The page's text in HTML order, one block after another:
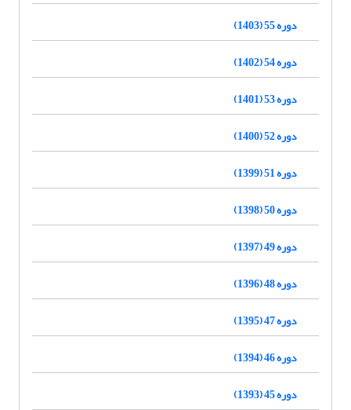
دوره 55 (1403)
دوره 54 (1402)
دوره 53 (1401)
دوره 52 (1400)
دوره 51 (1399)
دوره 50 (1398)
دوره 49 (1397)
دوره 48 (1396)
دوره 47 (1395)
دوره 46 (1394)
دوره 45 (1393)